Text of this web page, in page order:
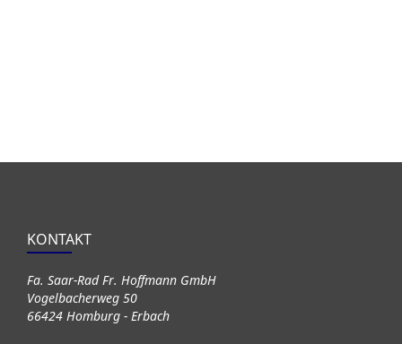
KONTAKT
Fa. Saar-Rad Fr. Hoffmann GmbH
Vogelbacherweg 50
66424 Homburg - Erbach